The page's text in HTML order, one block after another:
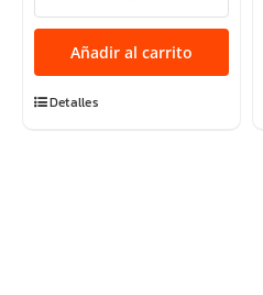
VICTRA
SPORT-
110Y
Añadir al carrito
Detalles